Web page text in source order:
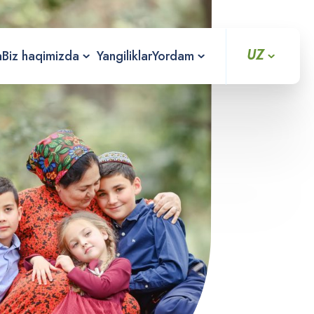
Biz haqimizda YangiliklarYordam UZ